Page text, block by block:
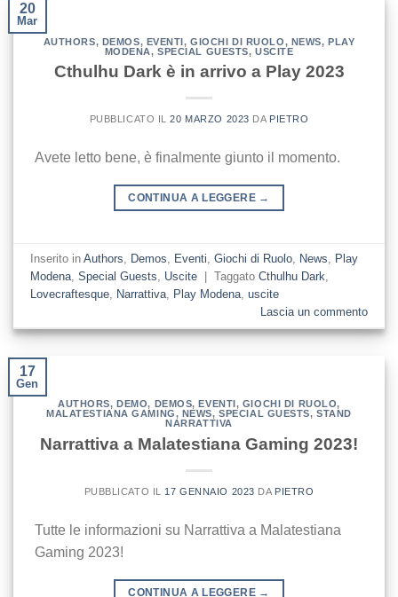
20
Mar
AUTHORS, DEMOS, EVENTI,GIOCHI DI RUOLO, NEWS,PLAY
MODENA,SPECIAL GUESTS,USCITE
Cthulhu Dark è in arrivo a Play 2023
PUBBLICATO IL20 MARZO 2023 DA PIETRO
Avete letto bene, è finalmente giunto il momento.
CONTINUA A LEGGERE →
Inserito inAuthors Demos Eventi ,Giochi di Ruolo News
Play
Modena ,Special Guests Uscite | TaggatoCthulhu Dark
Lovecraftesque Narrattiva Play Modena ,uscite
Lascia un commento
17
Gen
AUTHORS, DEMO, DEMOS, EVENTI , GIOCHI DI RUOLO,
MALATESTIANA GAMING, NEWS,SPECIAL GUESTS,STAND
NARRATTIVA
Narrattiva a Malatestiana Gaming 2023!
PUBBLICATO IL 17 GENNAIO 2023 DA PIETRO
Tutte le informazioni su Narrattiva a Malatestiana
Gaming 2023!
CONTINUA A LEGGERE →